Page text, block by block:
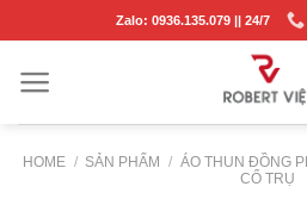
to
content
Zalo: 0936.135.079 || 24/7
HOME / SẢN PHẨM / ÁO THUN ĐỒNG
CỔ TRỤ